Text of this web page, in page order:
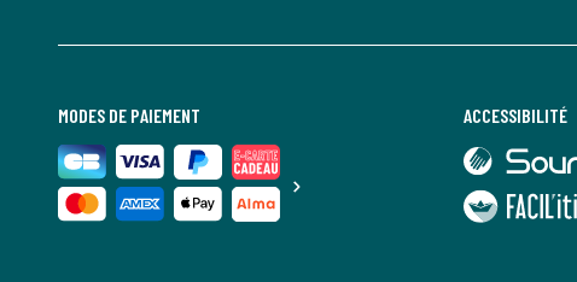
MODES DE PAIEMENT ACCESSIBILITÉ
lien
vers
Sourdline
lien